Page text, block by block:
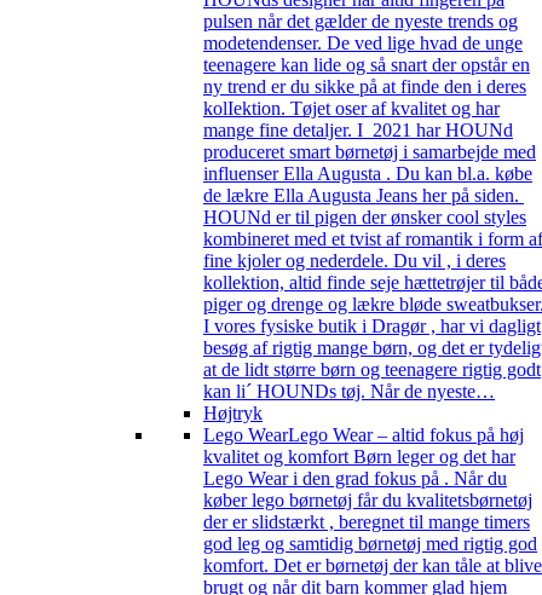
pulsen når det gælder de nyeste trends og
modetendenser. De ved lige hvad de unge
teenagere kan lide og så snart der opstår en
ny trend er du sikke på at finde den i deres
kolIektion. Tøjet oser af kvalitet og har
mange fine detaljer. I 2021 har HOUNd
produceret smart børnetøj i samarbejde med
influenser Ella Augusta . Du kan bl.a. købe
de lækre Ella Augusta Jeans her på siden.
HOUNd er til pigen der ønsker cool styles
kombineret med et tvist af romantik i form af
fine kjoler og nederdele. Du vil , i deres
kollektion, altid finde seje hættetrøjer til
piger og drenge og lækre bløde
I vores fysiske butik i Dragør , har vi dagligt
besøg af rigtig mange børn, og det er
at de lidt større børn og teenagere rigtig godt
kan li´ HOUNDs tøj. Når de nyeste…
Højtryk
Lego WearLego Wear – altid fokus på høj
kvalitet og komfort Børn leger og det har
Lego Wear i den grad fokus på . Når du
køber lego børnetøj får du kvalitetsbørnetøj
der er slidstærkt , beregnet til mange timers
god leg og samtidig børnetøj med rigtig god
komfort. Det er børnetøj der kan tåle at blive
brugt og når dit barn kommer glad hjem